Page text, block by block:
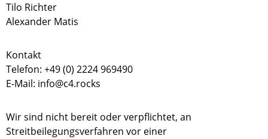
Tilo Richter
Alexander Matis
Kontakt
Telefon: +49 (0) 2224 969490
E-Mail: info@c4.rocks
Wir sind nicht bereit oder verpflichtet, an
Streitbeilegungsverfahren vor einer